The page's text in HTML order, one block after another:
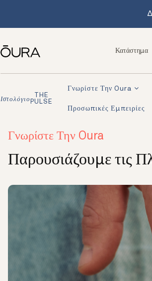
Κατάστημα
Ιστολόγιο
THE
PULSE
Γνωρίστε Την Oura
Προσωπικές Εμπειρίες
Γνωρίστε Την Oura
Παρουσιάζουμε τις